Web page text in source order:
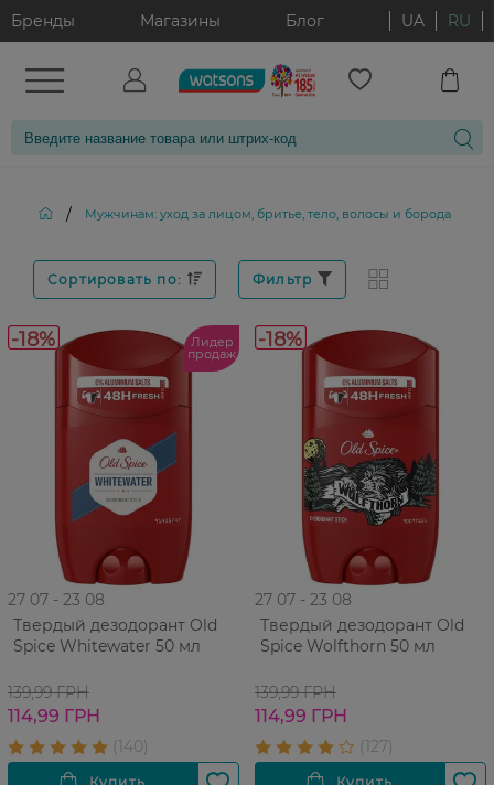
Бренды Магазины Блог UA RU
/ Мужчинам: уход за лицом, бритье, тело, волосы и борода
Сортировать по: Фильтр
-18% Лидер
продаж
27 07 - 23 08
Твердый дезодорант Old
Spice Whitewater 50 мл
139,99 ГРН
114,99 ГРН
-18%
27 07 - 23 08
Твердый дезодорант Old
Spice Wolfthorn 50 мл
139,99 ГРН
114,99 ГРН